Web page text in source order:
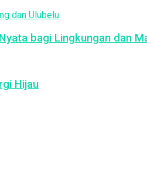
bagi Lingkungan dan
Hijau